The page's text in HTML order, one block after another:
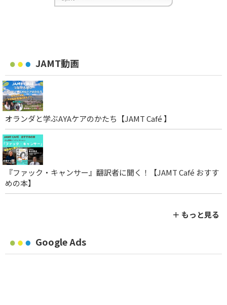
JAMT動画
オランダと学ぶAYAケアのかたち【JAMT Café 】
『ファック・キャンサー』翻訳者に聞く！【JAMT Café おすす
めの本】
＋ もっと見る
Google Ads